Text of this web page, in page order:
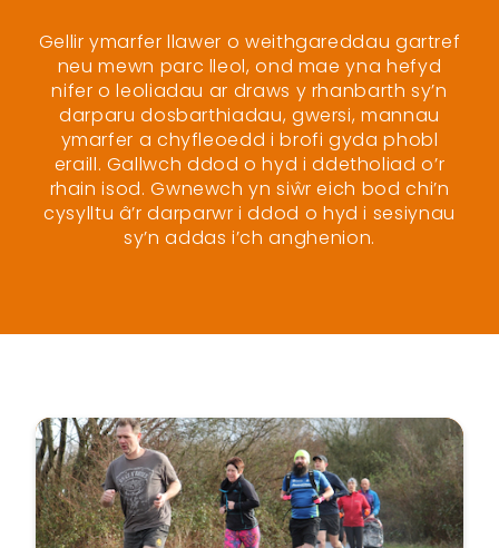
Gellir ymarfer llawer o weithgareddau gartref
neu mewn parc lleol, ond mae yna hefyd
nifer o leoliadau ar draws y rhanbarth sy’n
darparu dosbarthiadau, gwersi, mannau
ymarfer a chyfleoedd i brofi gyda phobl
eraill. Gallwch ddod o hyd i ddetholiad o’r
rhain isod. Gwnewch yn siŵr eich bod chi’n
cysylltu â’r darparwr i ddod o hyd i sesiynau
sy’n addas i’ch anghenion.